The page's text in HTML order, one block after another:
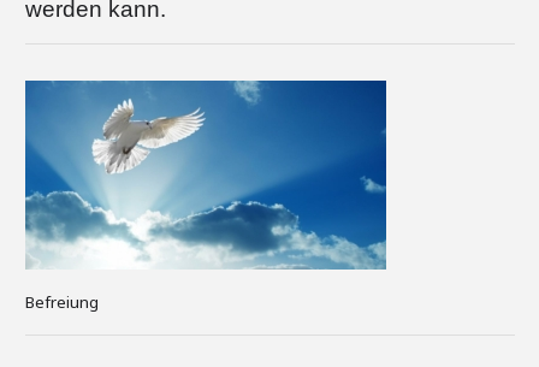
werden kann.
Befreiung